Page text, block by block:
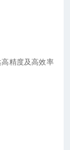
精度及高效率